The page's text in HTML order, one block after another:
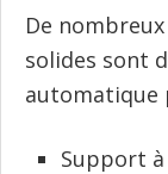
De
solides sont
automatique
Support